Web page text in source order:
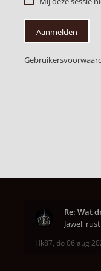
Aanmelden
Re: Wat
Hk87, do 06 aug